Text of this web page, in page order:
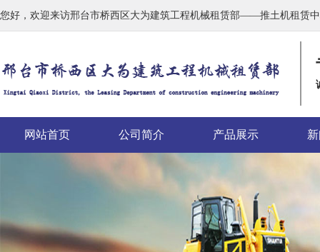
您好，欢迎来访邢台市桥西区大为建筑工程机械租赁部——推土机租赁
网站首页 公司简介 产品展示